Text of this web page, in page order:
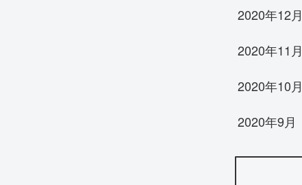
2020年12月
2020年11月
2020年10月
2020年9月